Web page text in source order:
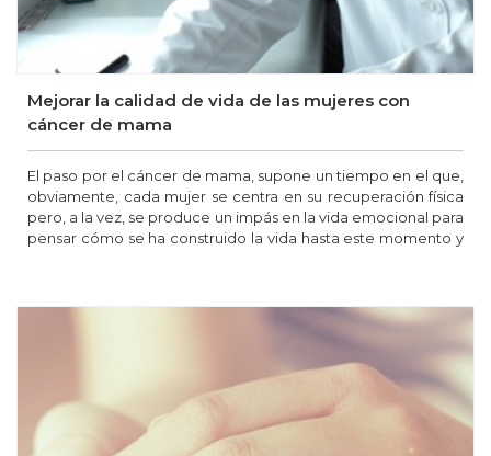
Mejorar la calidad de vida de las mujeres con
cáncer de mama
El paso por el cáncer de mama, supone un tiempo en el que,
obviamente, cada mujer se centra en su recuperación física
pero, a la vez, se produce un impás en la vida emocional para
pensar cómo se ha construido la vida hasta este momento y